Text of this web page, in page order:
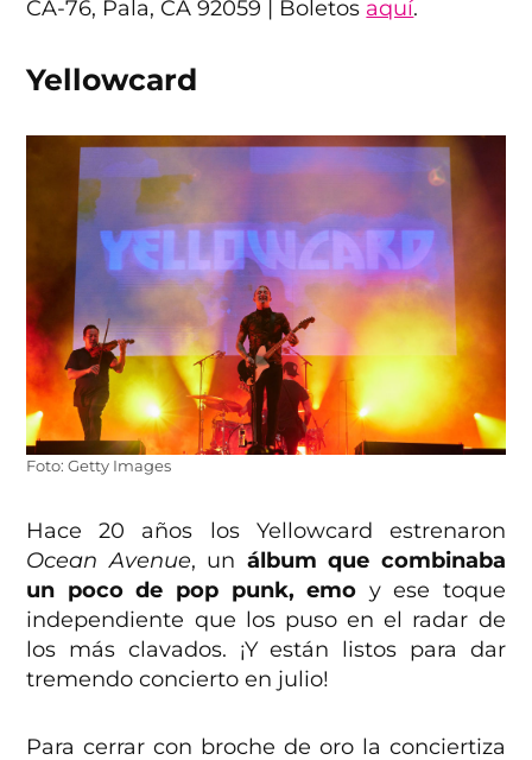
CA-76, Pala, CA 92059 | Boletos aquí.
Yellowcard
Foto: Getty Images
Hace 20 años los Yellowcard estrenaron
Ocean Avenue, un álbum que combinaba
un poco de pop punk, emo y ese toque
independiente que los puso en el radar de
los más clavados. ¡Y están listos para dar
tremendo concierto en julio!
Para cerrar con broche de oro la conciertiza